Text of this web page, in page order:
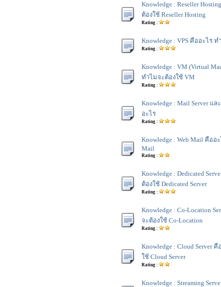
Knowledge : Reseller
ต้องใช้ Reseller Hosting
Rating :
Knowledge : VPS คืออะไร
Rating :
Knowledge : VM (Virtual
ทำไมจะต้องใช้ VM
Rating :
Knowledge : Mail Server แล
อะไร
Rating :
Knowledge : Web Mail คืออ
Mail
Rating :
Knowledge : Dedicated
ต้องใช้ Dedicated Server
Rating :
Knowledge : Co-Location
จะต้องใช้ Co-Location
Rating :
Knowledge : Cloud Server
ใช้ Cloud Server
Rating :
Knowledge : Streaming